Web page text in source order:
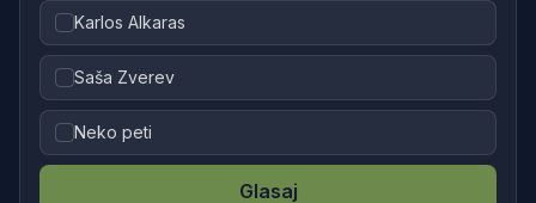
Karlos Alkaras
Saša Zverev
Neko peti
Glasaj